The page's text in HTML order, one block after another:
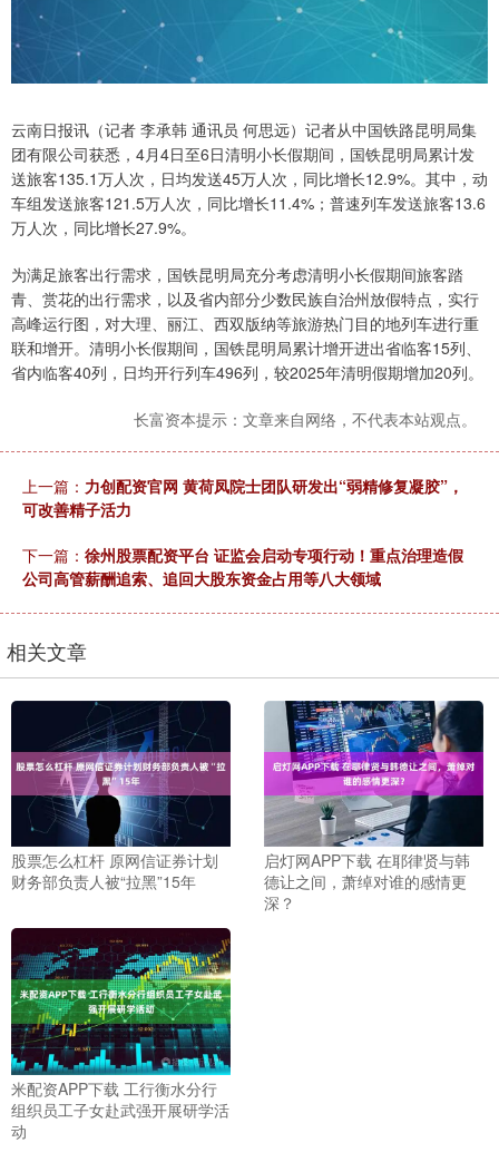
云南日报讯（记者 李承韩 通讯员 何思远）记者从中国铁路昆明局集
团有限公司获悉，4月4日至6日清明小长假期间，国铁昆明局累计发
送旅客135.1万人次，日均发送45万人次，同比增长12.9%。其中，动
车组发送旅客121.5万人次，同比增长11.4%；普速列车发送旅客13.6
万人次，同比增长27.9%。
为满足旅客出行需求，国铁昆明局充分考虑清明小长假期间旅客踏
青、赏花的出行需求，以及省内部分少数民族自治州放假特点，实行
高峰运行图，对大理、丽江、西双版纳等旅游热门目的地列车进行重
联和增开。清明小长假期间，国铁昆明局累计增开进出省临客15列、
省内临客40列，日均开行列车496列，较2025年清明假期增加20列。
长富资本提示：文章来自网络，不代表本站观点。
上一篇： 力创配资官网 黄荷凤院士团队研发出“弱精修复凝胶”，
可改善精子活力
下一篇： 徐州股票配资平台 证监会启动专项行动！重点治理造假
公司高管薪酬追索、追回大股东资金占用等八大领域
相关文章
股票怎么杠杆 原网信证券计划
财务部负责人被“拉黑”15年
启灯网APP下载 在耶律贤与韩
德让之间，萧绰对谁的感情更
深？
米配资APP下载 工行衡水分行
组织员工子女赴武强开展研学活
动